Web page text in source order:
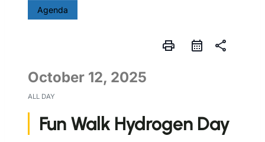
Agenda
print share
October 12, 2025
ALL DAY
Fun Walk Hydrogen Day